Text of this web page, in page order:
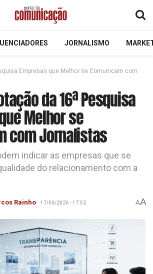
JORNALISMO
Empresas que Melhor se Comunicam com
da 16ª Pesquisa
Melhor se
com Jornalistas
indicar as empresas que se
do relacionamento com a
Rainho 17/06/2026 - 17:52 AA